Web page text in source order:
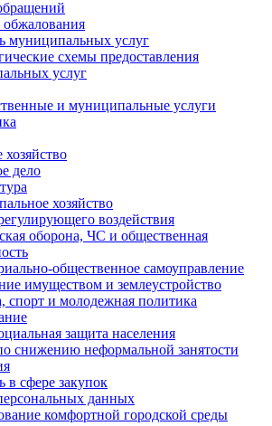
муниципальных услуг
схемы предоставления
услуг
и муниципальные услуги
хозяйство
дело
хозяйство
воздействия
оборона, ЧС и общественная
общественное самоуправление
имуществом и землеустройство
спорт и молодежная политика
защита населения
снижению неформальной занятости
в сфере закупок
данных
комфортной городской среды